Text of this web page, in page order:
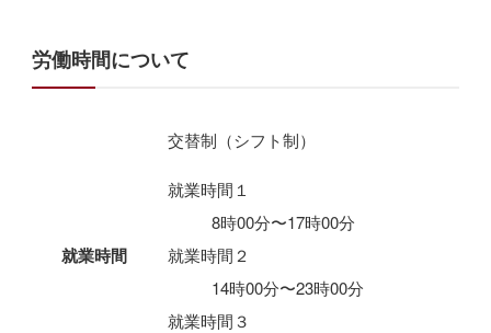
労働時間について
就業時間
交替制（シフト制）
就業時間１
8時00分〜17時00分
就業時間２
14時00分〜23時00分
就業時間３